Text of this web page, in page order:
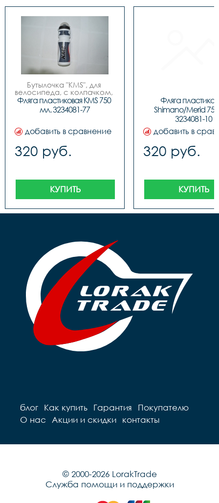
Бутылочка "KMS", для
велосипеда, с колпачком,
пластиковая, 750мл, 3
цвета (бело/синие, бело/
красные, бело/зеленые),
Фляга пластиковая KMS 750
мл. 3234081-77
добавить в сравнение
320 руб.
КУПИТЬ
Фляга
Shimano/Merid
3234081-10
добавить в
320 руб.
КУПИТЬ
блог Как купить Гарантия
Покупателю
О нас
Акции и скидки контакты
© 2000-2026 LorakTrade
Служба помощи и поддержки